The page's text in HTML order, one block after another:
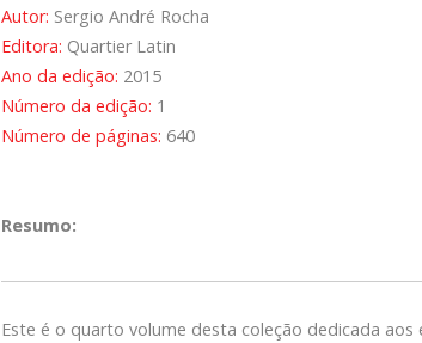
Autor: Sergio André Rocha
Editora: Quartier Latin
Ano da edição: 2015
Número da edição: 1
Número de páginas: 640
Resumo:
Este é o quarto volume desta coleção dedicada